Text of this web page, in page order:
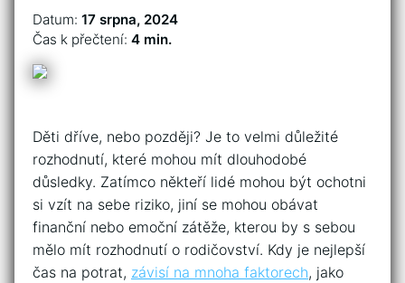
Datum: 17 srpna, 2024
Čas k přečtení: 4 min.
Děti dříve, nebo později? Je to velmi důležité
rozhodnutí, které mohou mít dlouhodobé
důsledky. Zatímco někteří lidé mohou být ochotni
si vzít na sebe riziko, jiní se mohou obávat
finanční nebo emoční zátěže, kterou by s sebou
mělo mít rozhodnutí o rodičovství. Kdy je nejlepší
čas na potrat, závisí na mnoha faktorech, jako